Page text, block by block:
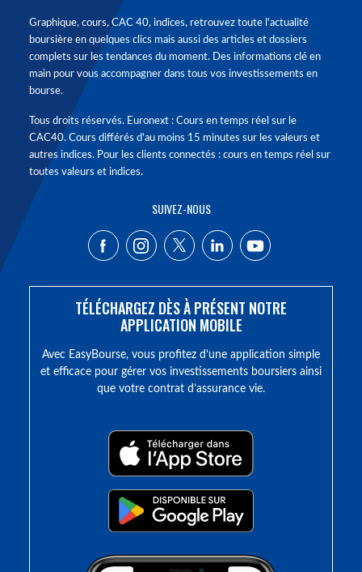
Graphique, cours, CAC 40, indices, retrouvez toute l'actualité
boursière en quelques clics mais aussi des articles et dossiers
complets sur les tendances du moment. Des informations clé en
main pour vous accompagner dans tous vos investissements en
bourse.
Tous droits réservés. Euronext : Cours en temps réel sur le
CAC40. Cours différés d'au moins 15 minutes sur les valeurs et
autres indices. Pour les clients connectés : cours en temps réel sur
toutes valeurs et indices.
SUIVEZ-NOUS
TÉLÉCHARGEZ DÈS À PRÉSENT NOTRE
APPLICATION MOBILE
Avec EasyBourse, vous profitez d’une application simple
et efficace pour gérer vos investissements boursiers ainsi
que votre contrat d’assurance vie.